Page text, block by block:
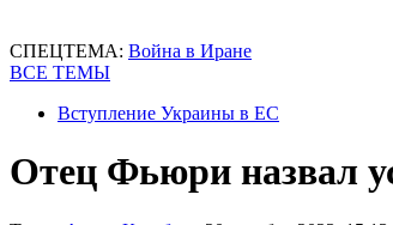
СПЕЦТЕМА: Война в Иране
ВСЕ ТЕМЫ
Вступление Украины в ЕС
Отец Фьюри назвал